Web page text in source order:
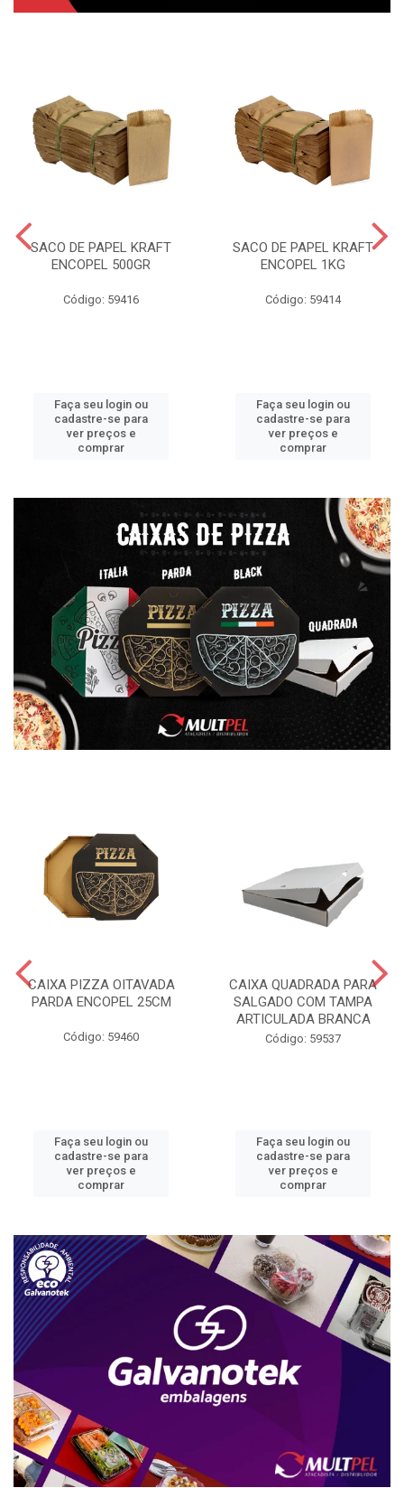
SACO DE PAPEL KRAFT
ENCOPEL 500GR
Código: 59416
Faça seu login ou
cadastre-se para
ver preços e
comprar
SACO DE PAPEL KRAFT
ENCOPEL 1KG
Código: 59414
Faça seu login ou
cadastre-se para
ver preços e
comprar
CAIXA PIZZA OITAVADA
PARDA ENCOPEL 25CM
Código: 59460
Faça seu login ou
cadastre-se para
ver preços e
comprar
CAIXA QUADRADA PARA
SALGADO COM TAMPA
ARTICULADA BRANCA
Código: 59537
Faça seu login ou
cadastre-se para
ver preços e
comprar